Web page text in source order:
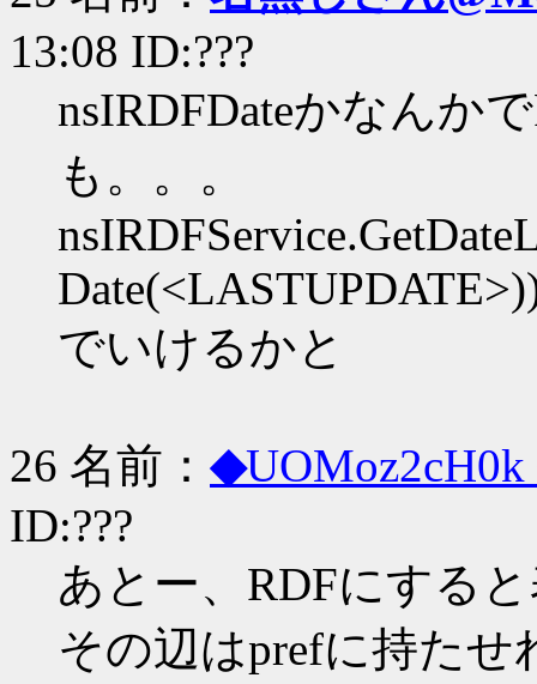
13:08 ID:???
nsIRDFDateかなんか
も。。。
でいけるかと
26 名前： ◆UOMoz2cH0k
ID:???
あとー、RDFにする
その辺はprefに持たせ